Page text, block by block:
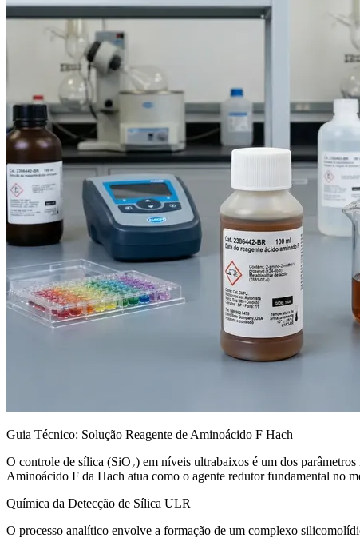
Guia Técnico: Solução Reagente de Aminoácido F Hach
O controle de sílica (SiO₂) em níveis ultrabaixos é um dos
Aminoácido F da Hach atua como o agente redutor fundamental no
Química da Detecção de Sílica ULR
O processo analítico envolve a formação de um complexo